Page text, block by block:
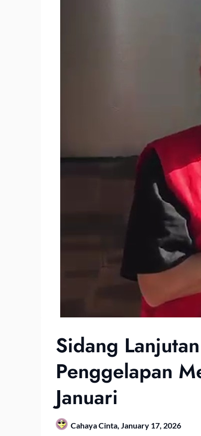
Sidang
Penggelapan
Januari
Cahaya Cinta, January 17, 2026